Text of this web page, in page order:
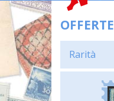
OFFERTE
Rarità